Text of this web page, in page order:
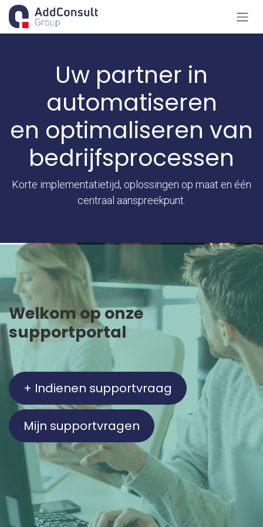
Overslaan naar inhoud
Uw partner in
automatiseren
en optimaliseren van
bedrijfsprocessen
Korte implementatietijd, oplossingen op maat en één
centraal aanspreekpunt.
Welkom op onze
supportportal
+ Indienen supportvraag
Mijn supportvragen